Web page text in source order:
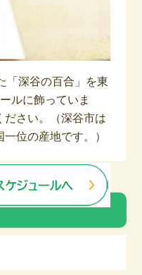
「深谷の百合」を東
ルに飾っていま
さい。（深谷市は
位の産地です。）